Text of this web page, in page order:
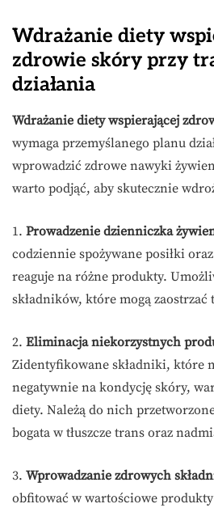
Wdrażanie diety
zdrowie skóry przy
działania
Wdrażanie diety wspierającej
wymaga przemyślanego planu
wprowadzić zdrowe nawyki
warto podjąć, aby skutecznie
1. Prowadzenie dzienniczka
codziennie spożywane posiłki
reaguje na różne produkty.
składników, które mogą zaostrzać
2. Eliminacja niekorzystnych
Zidentyfikowane składniki, które
negatywnie na kondycję skóry,
diety. Należą do nich
bogata w tłuszcze trans oraz
3. Wprowadzanie zdrowych
obfitować w wartościowe